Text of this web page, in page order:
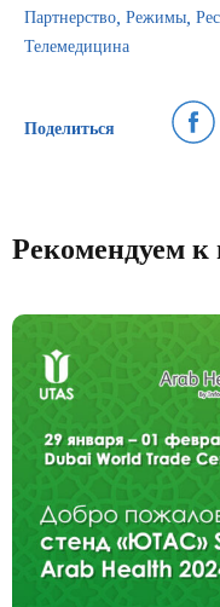
Партнерство Режимы
Телемедицина
Поделиться
Рекомендуем